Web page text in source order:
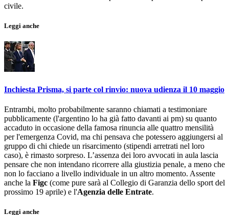
civile.
Leggi anche
Inchiesta Prisma, si parte col rinvio: nuova udienza il 10 maggio
Entrambi, molto probabilmente saranno chiamati a testimoniare
pubblicamente (l'argentino lo ha già fatto davanti ai pm) su quanto
accaduto in occasione della famosa rinuncia alle quattro mensilità
per l'emergenza Covid, ma chi pensava che potessero aggiungersi al
gruppo di chi chiede un risarcimento (stipendi arretrati nel loro
caso), è rimasto sorpreso. L’assenza dei loro avvocati in aula lascia
pensare che non intendano ricorrere alla giustizia penale, a meno che
non lo facciano a livello individuale in un altro momento. Assente
anche la Figc (come pure sarà al Collegio di Garanzia dello sport del
prossimo 19 aprile) e l'Agenzia delle Entrate.
Leggi anche